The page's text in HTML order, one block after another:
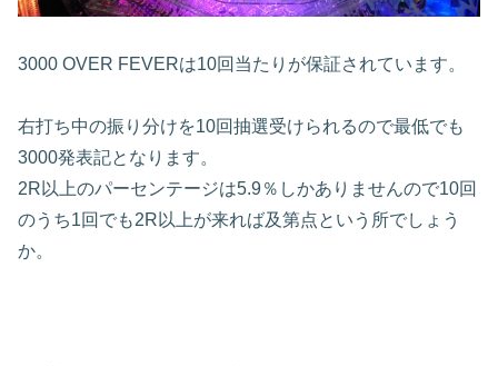
3000 OVER FEVERは10回当たりが保証されています。
右打ち中の振り分けを10回抽選受けられるので最低でも
3000発表記となります。
2R 以上のパーセンテージは5.9％しかありませんので10回
のうち1回でも2R 以上が来れば及第点という所でしょう
か。